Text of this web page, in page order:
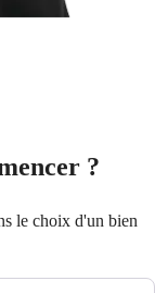
?
le choix d'un bien